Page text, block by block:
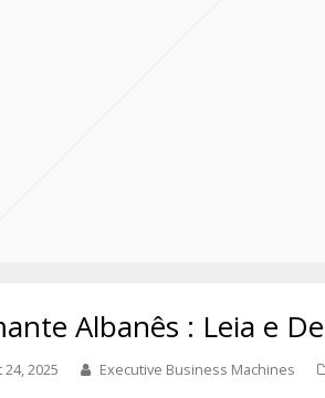
Albanês : Leia e
2025 Executive Business Machines